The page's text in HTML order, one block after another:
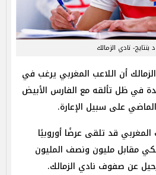
نادي الزمالك
أن اللاعب المغربي يرغب في
في ظل تألقه مع الفارس الأبيض
على سبيل الإعارة.
المغربي قد تلقى عرضًا أوروبيًا
مقابل مليون ونصف المليون
عن صفوف نادي الزمالك.